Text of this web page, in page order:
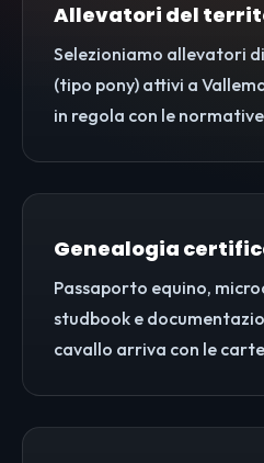
Allevatori del
Selezioniamo allevatori
(tipo pony) attivi a
in regola con le
Genealogia
Passaporto equino,
studbook e
cavallo arriva con le